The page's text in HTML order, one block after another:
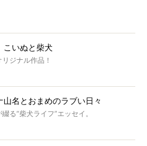
こいぬと柴犬
リジナル作品！
山名とおまめのラブい日々
る“柴犬ライフ”エッセイ。